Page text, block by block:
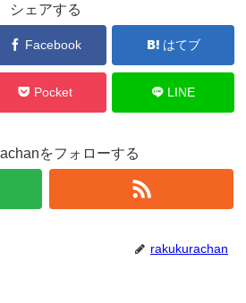
シェアする
Facebook はてブ
Pocket LINE
をフォローする
rakukurachan